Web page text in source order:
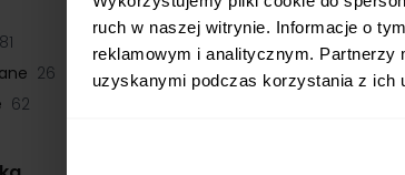
ruch w naszej witrynie. Informacje o
reklamowym i analitycznym. Partnerzy
uzyskanymi podczas korzystania z ich
26
62
najniższa cena
4 428,00